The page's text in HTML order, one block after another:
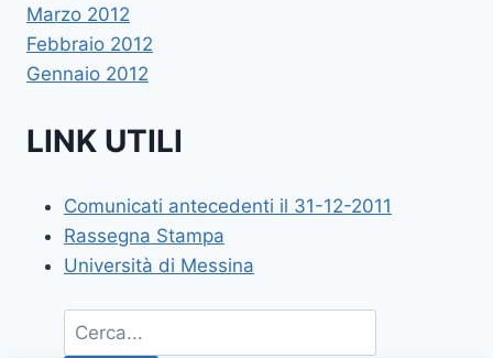
Marzo 2012
Febbraio 2012
Gennaio 2012
LINK UTILI
Comunicati antecedenti il 31-12-2011
Rassegna Stampa
Università di Messina